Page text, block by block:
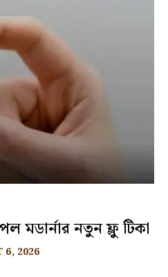
নতুন ফ্লু টিকা
6, 2026